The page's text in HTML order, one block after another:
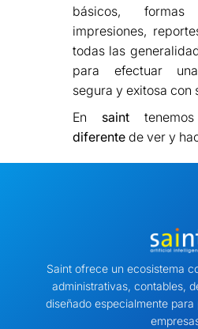
básicos,
impresiones,
todas las
para efectuar
segura y exitosa con
En saint
diferentede ver y
Saint ofrece un ecosistema
administrativas, contables,
diseñado especialmente